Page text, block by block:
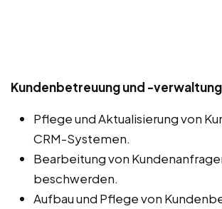
Kundenbetreuung und -
Pflege und Aktualisierung von
CRM-Systemen.
Bearbeitung von
beschwerden.
Aufbau und Pflege von